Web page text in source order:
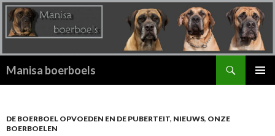
Manisa boerboels
DE BOERBOEL OPVOEDEN EN DE PUBERTEIT, NIEUWS, ONZE
BOERBOELEN